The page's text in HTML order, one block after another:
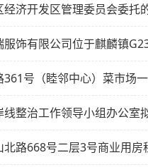
经济开发区管理委员会委
服饰有限公司位于麒麟镇
361号（睦邻中心）菜市场
北路668号二层3号商业用